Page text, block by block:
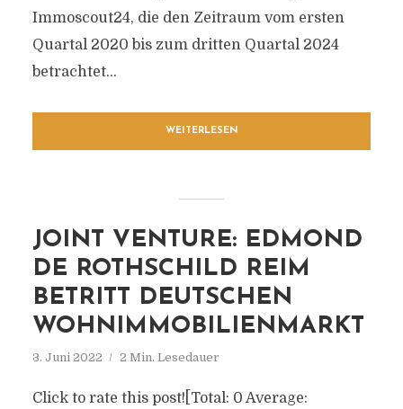
Immoscout24, die den Zeitraum vom ersten
Quartal 2020 bis zum dritten Quartal 2024
betrachtet...
WEITERLESEN
JOINT VENTURE: EDMOND
DE ROTHSCHILD REIM
BETRITT DEUTSCHEN
WOHNIMMOBILIENMARKT
3. Juni 2022 2 Min. Lesedauer
Click to rate this post![Total: 0 Average: